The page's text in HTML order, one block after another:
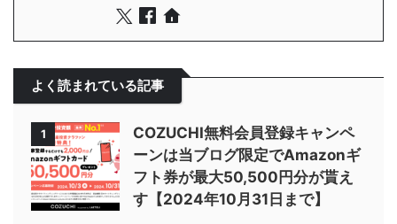
よく読まれている記事
1
COZUCHI無料会員登録キャンペ
ーンは当ブログ限定でAmazonギ
フト券が最大50,500円分が貰え
す【2024年10月31日まで】